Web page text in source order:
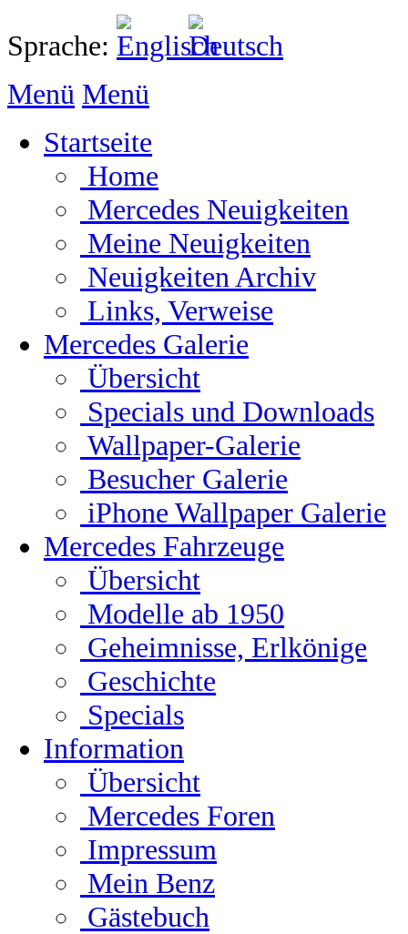
Sprache:
Menü Menü
Startseite
Home
Mercedes Neuigkeiten
Meine Neuigkeiten
Neuigkeiten Archiv
Links, Verweise
Mercedes Galerie
Übersicht
Specials und Downloads
Wallpaper-Galerie
Besucher Galerie
iPhone Wallpaper Galerie
Mercedes Fahrzeuge
Übersicht
Modelle ab 1950
Geheimnisse, Erlkönige
Geschichte
Specials
Information
Übersicht
Mercedes Foren
Impressum
Mein Benz
Gästebuch